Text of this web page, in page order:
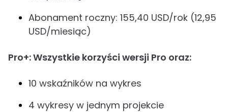
Abonament roczny: 155,40 USD/rok (12,95
USD/miesiąc)
Pro+: Wszystkie korzyści wersji Pro oraz:
10 wskaźników na wykres
4 wykresy w jednym projekcie